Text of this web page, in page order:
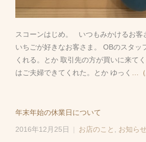
スコーンはじめ。 いつもみかけるお客
いちごが好きなお客さま。 OBのスタッ
くれる。とか 取引先の方が買いに来て
はご夫婦できてくれた。とか ゆっく
…
年末年始の休業日について
2016年12月25日 お店のこと お知らせ